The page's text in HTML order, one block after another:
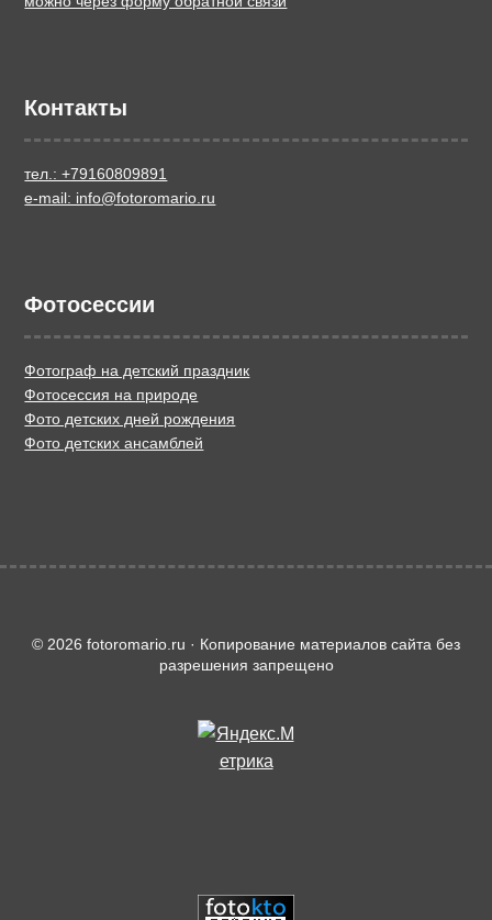
Контакты
тел.: +79160809891
e-mail: info@fotoromario.ru
Фотосессии
Фотограф на детский праздник
Фотосессия на природе
Фото детских дней рождения
Фото детских ансамблей
© 2026 fotoromario.ru · Копирование материалов сайта без
разрешения запрещено